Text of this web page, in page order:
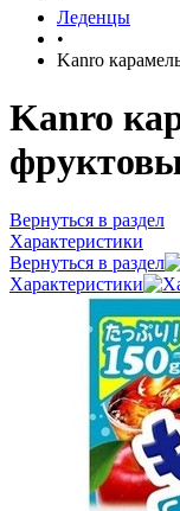
Леденцы
•
Kanro
Kanro
Вернуться в раздел
Характеристики
Вернуться в раздел
Характеристики